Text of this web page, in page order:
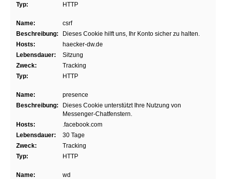
Typ:
HTTP
Name:
csrf
Beschreibung:
Dieses Cookie hilft uns, Ihr Konto sicher zu halten.
Hosts:
haecker-dw.de
Lebensdauer:
Sitzung
Zweck:
Tracking
Typ:
HTTP
Name:
presence
Beschreibung:
Dieses Cookie unterstützt Ihre Nutzung von
Messenger-Chatfenstern.
Hosts:
.facebook.com
Lebensdauer:
30 Tage
Zweck:
Tracking
Typ:
HTTP
Name:
wd